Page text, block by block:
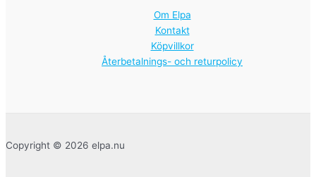
Om Elpa
Kontakt
Köpvillkor
Återbetalnings- och returpolicy
Copyright © 2026 elpa.nu